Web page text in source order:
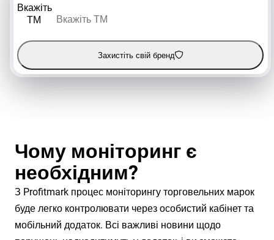
Вкажіть
ТМ
Захистіть свій бренд
Чому моніторинг є
необхідним?
З Profitmark процес моніторингу торговельних марок
буде легко контролювати через особистий кабінет та
мобільний додаток. Всі важливі новини щодо